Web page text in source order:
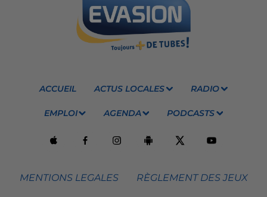
ACCUEIL ACTUS LOCALES RADIO
EMPLOI AGENDA PODCASTS
MENTIONS LEGALES RÈGLEMENT DES JEUX